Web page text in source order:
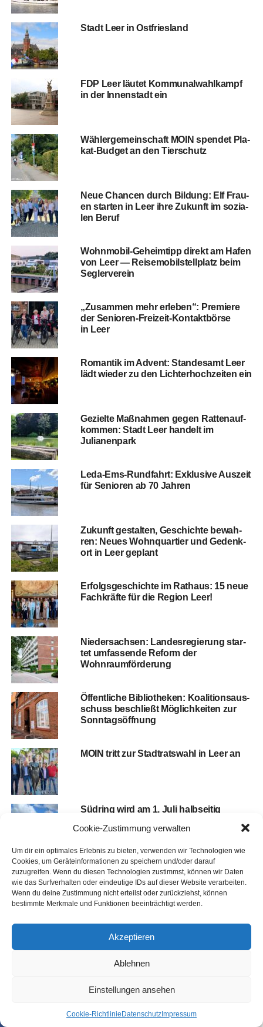
Cookie-Zustimmung verwalten
Um dir ein optimales Erlebnis zu bieten, verwenden wir Technologien wie
Cookies, um Geräteinformationen zu speichern und/oder darauf
zuzugreifen. Wenn du diesen Technologien zustimmst, können wir Daten
wie das Surfverhalten oder eindeutige IDs auf dieser Website verarbeiten.
Wenn du deine Zustimmung nicht erteilst oder zurückziehst, können
bestimmte Merkmale und Funktionen beeinträchtigt werden.
Akzeptieren
Ablehnen
Einstellungen ansehen
Coo­kie-Richt­li­nie Daten­schutz Impres­sum
SHARE TWEET
Stadt Leer in Ostfriesland
FDP Leer läu­tet Kom­mu­nal­wahl­kampf
in der Innen­stadt ein
Wäh­ler­ge­mein­schaft MOIN spen­det Pla­
kat-Bud­get an den Tierschutz
Neue Chan­cen durch Bil­dung: Elf Frau­
en star­ten in Leer ihre Zukunft im sozia­
len Beruf
Wohn­mo­bil-Geheim­tipp direkt am Hafen
von Leer — Rei­se­mo­bil­stell­platz beim
Seglerverein
„Zusam­men mehr erle­ben“: Pre­mie­re
der Senio­ren-Frei­zeit-Kon­takt­bör­se
in Leer
Roman­tik im Advent: Stan­des­amt Leer
lädt wie­der zu den Lich­ter­hoch­zei­ten ein
Geziel­te Maß­nah­men gegen Rat­ten­auf­
kom­men: Stadt Leer han­delt im
Julianenpark
Leda-Ems-Rund­fahrt: Exklu­si­ve Aus­zeit
für Senio­ren ab 70 Jahren
Zukunft gestal­ten, Geschich­te bewah­
ren: Neu­es Wohn­quar­tier und Gedenk­
ort in Leer geplant
Erfolgs­ge­schich­te im Rat­haus: 15 neue
Fach­kräf­te für die Regi­on Leer!
Nie­der­sach­sen: Lan­des­re­gie­rung star­
tet umfas­sen­de Reform der
Wohnraumförderung
Öffent­li­che Biblio­the­ken: Koali­ti­ons­aus­
schuss beschließt Mög­lich­kei­ten zur
Sonntagsöffnung
MOIN tritt zur Stadt­rats­wahl in Leer an
Süd­ring wird am 1. Juli halb­sei­tig
Leda­brü­cke wird am 7. Juli halb­sei­tig
gesperrt – Sanie­rung auf der B 70
bei Leer
LOKAL
Leer-Bin­gum: Sanie­rungs­of­fen­
si­ve star­tet mit Vollsperrungen!
Veröffentlicht vor 15 Stunden am 6. August 2026